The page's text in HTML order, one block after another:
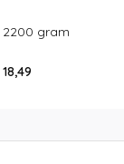
2200 gram
18,49